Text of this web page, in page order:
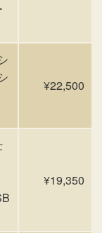
¥22,500
¥19,350